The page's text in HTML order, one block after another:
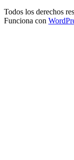
Todos los derechos
Funciona con